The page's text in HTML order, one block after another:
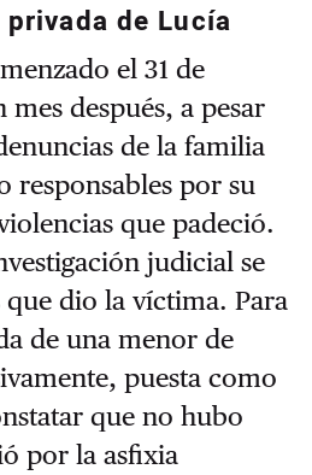
de Lucía
el 31 de
después, a pesar
de la familia
responsables por su
que padeció.
judicial se
que dio la víctima. Para
de una menor de
puesta como
que no hubo
por la asfixia